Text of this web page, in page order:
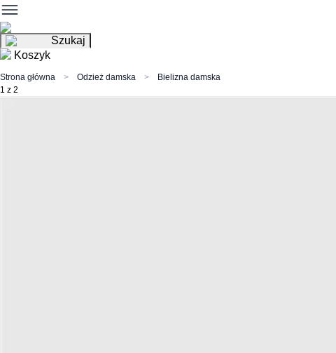
Szukaj
Koszyk
Strona główna Odzież damska
Bielizna damska
1 z 2